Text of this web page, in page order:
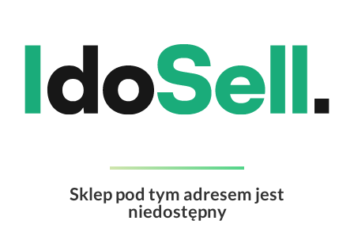
Sklep pod tym adresem jest
niedostępny